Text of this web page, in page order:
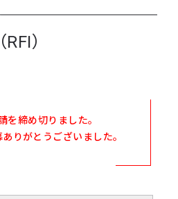
A改訂）
）
を締め切りました。
りがとうございました。